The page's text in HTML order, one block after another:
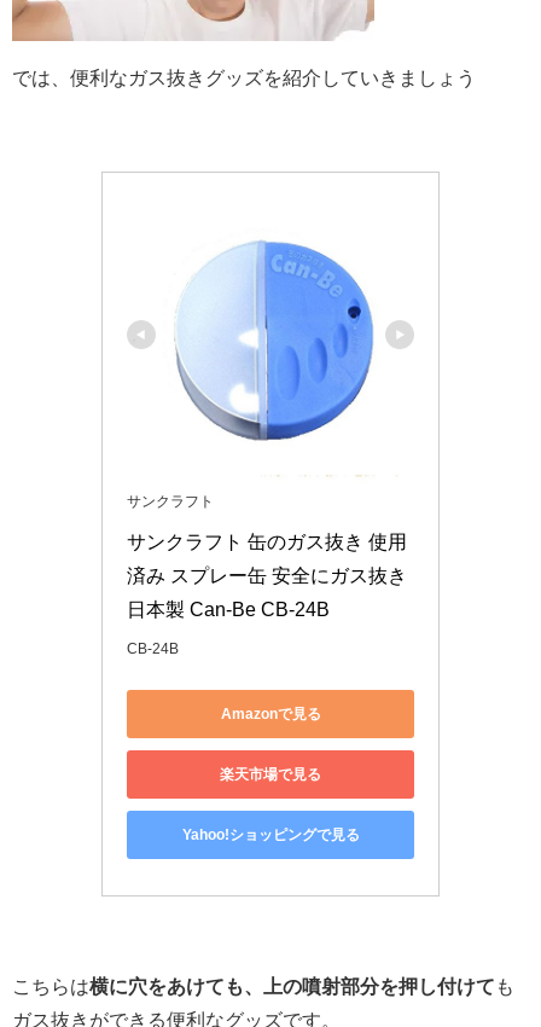
では、便利なガス抜きグッズを紹介していきましょう
サンクラフト
サンクラフト 缶のガス抜き 使用
済み スプレー缶 安全にガス抜き
日本製 Can-Be CB-24B
CB-24B
Amazonで見る
楽天市場で見る
Yahoo!ショッピングで見る
こちらは横に穴をあけても、上の噴射部分を押し付けて も
ガス抜きができる便利なグッズです。